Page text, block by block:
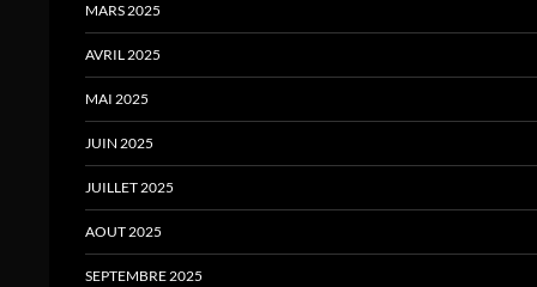
MARS 2025
AVRIL 2025
MAI 2025
JUIN 2025
JUILLET 2025
AOUT 2025
SEPTEMBRE 2025